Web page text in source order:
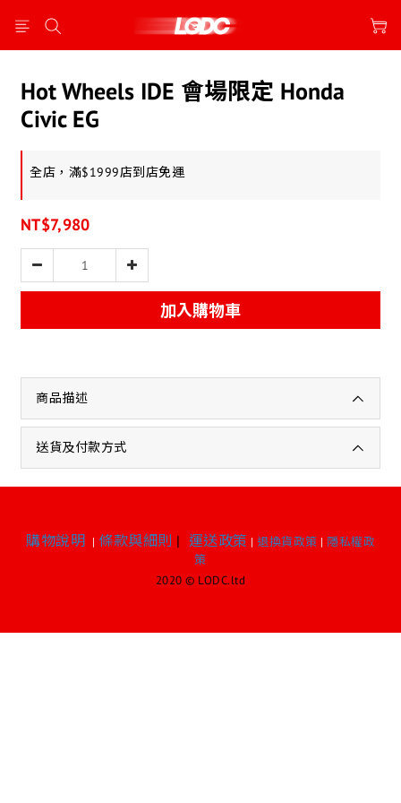
Hot Wheels IDE 會場限定 Honda
Civic EG
全店，滿$1999店到店免運
NT$7,980
加入購物車
商品描述
送貨及付款方式
購物說明 | 條款與細則 | 運送政策 | 退換貨政策 | 隱私權政
策
2020 © LODC.ltd